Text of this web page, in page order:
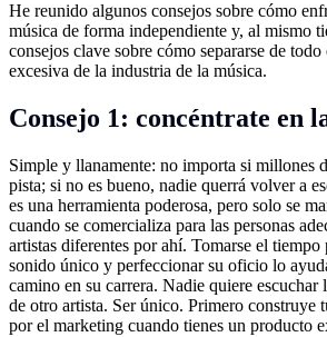
He reunido algunos consejos sobre cómo
música de forma independiente y, al mismo
consejos clave sobre cómo separarse de
excesiva de la industria de la música.
Consejo 1: concéntrate en
Simple y llanamente: no importa si millones
pista; si no es bueno, nadie querrá volver a
es una herramienta poderosa, pero solo se
cuando se comercializa para las personas
artistas diferentes por ahí. Tomarse el tiempo
sonido único y perfeccionar su oficio lo
camino en su carrera. Nadie quiere escuchar
de otro artista. Ser único. Primero construye
por el marketing cuando tienes un producto